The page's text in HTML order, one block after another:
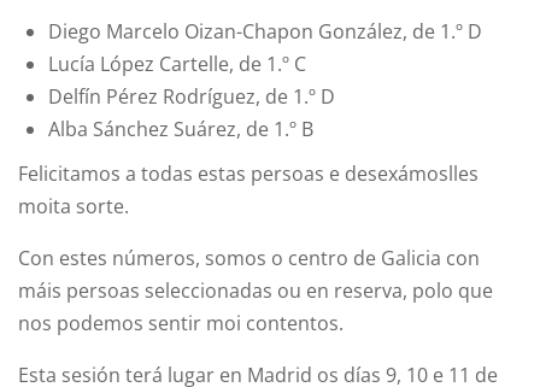
Diego Marcelo Oizan-Chapon González, de 1.º D
Lucía López Cartelle, de 1.º C
Delfín Pérez Rodríguez, de 1.º D
Alba Sánchez Suárez, de 1.º B
Felicitamos a todas estas persoas e desexámoslles
moita sorte.
Con estes números, somos o centro de Galicia con
máis persoas seleccionadas ou en reserva, polo que
nos podemos sentir moi contentos.
Esta sesión terá lugar en Madrid os días 9, 10 e 11 de